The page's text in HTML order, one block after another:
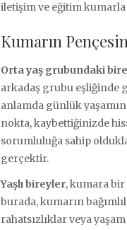
iletişim ve eğitim
Kumarın
Orta yaş grubundaki
arkadaş grubu eşliğinde
anlamda günlük
nokta, kaybettiğinizde
sorumluluğa sahip
gerçektir.
Yaşlı bireyler, kumara
burada, kumarın
rahatsızlıklar veya